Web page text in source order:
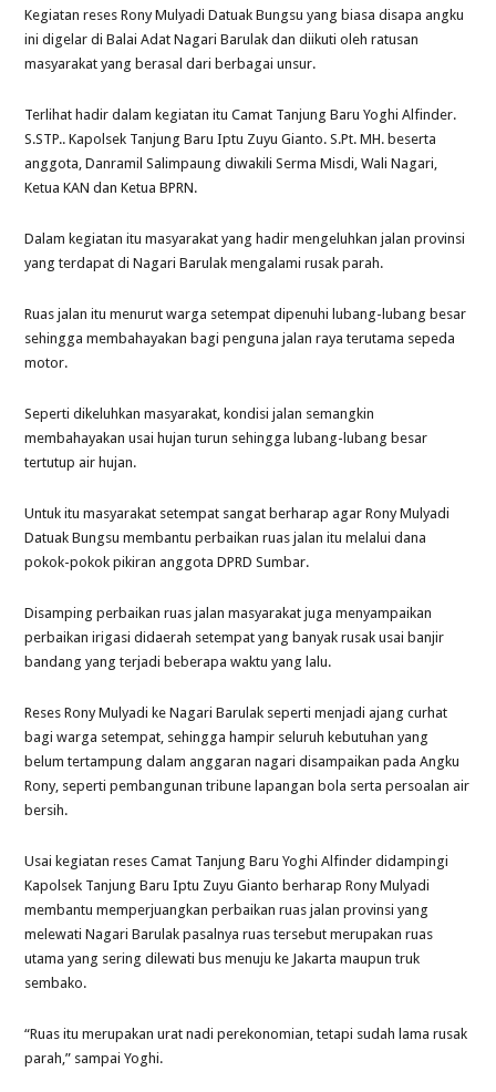
Kegiatan reses Rony Mulyadi Datuak Bungsu yang biasa disapa angku
ini digelar di Balai Adat Nagari Barulak dan diikuti oleh ratusan
masyarakat yang berasal dari berbagai unsur.
Terlihat hadir dalam kegiatan itu Camat Tanjung Baru Yoghi Alfinder.
S.STP.. Kapolsek Tanjung Baru Iptu Zuyu Gianto. S.Pt. MH. beserta
anggota, Danramil Salimpaung diwakili Serma Misdi, Wali Nagari,
Ketua KAN dan Ketua BPRN.
Dalam kegiatan itu masyarakat yang hadir mengeluhkan jalan provinsi
yang terdapat di Nagari Barulak mengalami rusak parah.
Ruas jalan itu menurut warga setempat dipenuhi lubang-lubang besar
sehingga membahayakan bagi penguna jalan raya terutama sepeda
motor.
Seperti dikeluhkan masyarakat, kondisi jalan semangkin
membahayakan usai hujan turun sehingga lubang-lubang besar
tertutup air hujan.
Untuk itu masyarakat setempat sangat berharap agar Rony Mulyadi
Datuak Bungsu membantu perbaikan ruas jalan itu melalui dana
pokok-pokok pikiran anggota DPRD Sumbar.
Disamping perbaikan ruas jalan masyarakat juga menyampaikan
perbaikan irigasi didaerah setempat yang banyak rusak usai banjir
bandang yang terjadi beberapa waktu yang lalu.
Reses Rony Mulyadi ke Nagari Barulak seperti menjadi ajang curhat
bagi warga setempat, sehingga hampir seluruh kebutuhan yang
belum tertampung dalam anggaran nagari disampaikan pada Angku
Rony, seperti pembangunan tribune lapangan bola serta persoalan air
bersih.
Usai kegiatan reses Camat Tanjung Baru Yoghi Alfinder didampingi
Kapolsek Tanjung Baru Iptu Zuyu Gianto berharap Rony Mulyadi
membantu memperjuangkan perbaikan ruas jalan provinsi yang
melewati Nagari Barulak pasalnya ruas tersebut merupakan ruas
utama yang sering dilewati bus menuju ke Jakarta maupun truk
sembako.
“Ruas itu merupakan urat nadi perekonomian, tetapi sudah lama rusak
parah,” sampai Yoghi.